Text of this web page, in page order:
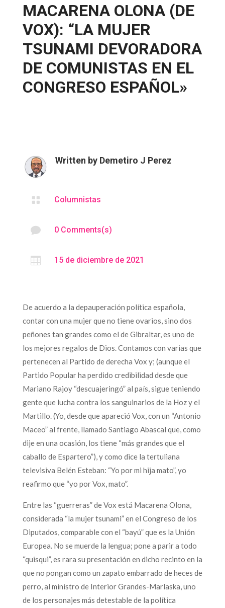
MACARENA OLONA (DE
VOX): “LA MUJER
TSUNAMI DEVORADORA
DE COMUNISTAS EN EL
CONGRESO ESPAÑOL»
Written by Demetiro J Perez
 Columnistas
 0 Comments(s)
 15 de diciembre de 2021
De acuerdo a la depauperación política española,
contar con una mujer que no tiene ovarios, sino dos
peñones tan grandes como el de Gibraltar, es uno de
los mejores regalos de Dios. Contamos con varias que
pertenecen al Partido de derecha Vox y; (aunque el
Partido Popular ha perdido credibilidad desde que
Mariano Rajoy “descuajeringó” al país, sigue teniendo
gente que lucha contra los sanguinarios de la Hoz y el
Martillo. (Yo, desde que apareció Vox, con un “Antonio
Maceo” al frente, llamado Santiago Abascal que, como
dije en una ocasión, los tiene “más grandes que el
caballo de Espartero”), y como dice la tertuliana
televisiva Belén Esteban: “Yo por mi hija mato”, yo
reafirmo que “yo por Vox, mato”.
Entre las “guerreras” de Vox está Macarena Olona,
considerada “la mujer tsunami” en el Congreso de los
Diputados, comparable con el “bayú” que es la Unión
Europea. No se muerde la lengua; pone a parir a todo
“quisqui”, es rara su presentación en dicho recinto en la
que no pongan como un zapato embarrado de heces de
perro, al ministro de Interior Grandes-Marlaska, uno
de los personajes más detestable de la política